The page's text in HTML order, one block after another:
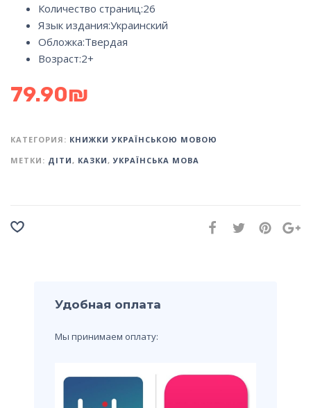
Количество страниц:26
Язык издания:Украинский
Обложка:Твердая
Возраст:2+
79.90₪
КАТЕГОРИЯ: КНИЖКИ УКРАЇНСЬКОЮ МОВОЮ
МЕТКИ: ДІТИ, КАЗКИ,УКРАЇНСЬКА МОВА
Удобная оплата
Мы принимаем оплату: